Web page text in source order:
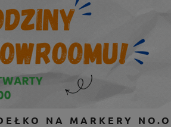
NA MARKERY